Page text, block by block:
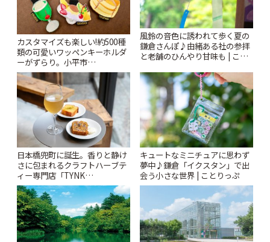
カスタマイズも楽しい!約500種
類の可愛いワッペンキーホルダ
ーがずらり。小平市
「Kimamaya T&K」 | ことりっ
ぷ
風鈴の音色に誘われて歩く夏の
鎌倉さんぽ♪由緒ある社の参拝
と老舗のひんやり甘味も | こと
日本橋兜町に誕生。香りと静け
さに包まれるクラフトハーブテ
ィー専門店「TYNK
Kabutocho」 | ことりっぷ
キュートなミニチュアに思わず
夢中♪鎌倉「イクスタン」で出
会う小さな世界 | ことりっぷ